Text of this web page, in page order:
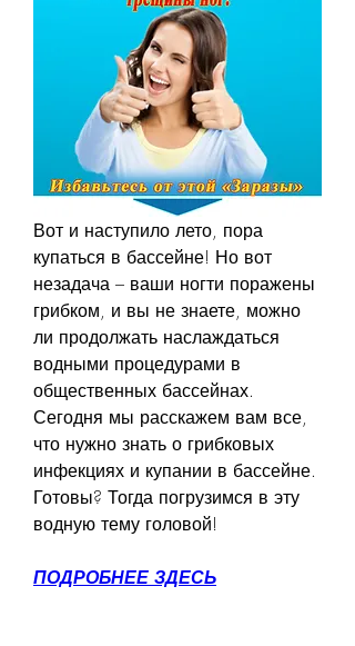
Вот и наступило лето, пора
купаться в бассейне! Но вот
незадача – ваши ногти поражены
грибком, и вы не знаете, можно
ли продолжать наслаждаться
водными процедурами в
общественных бассейнах.
Сегодня мы расскажем вам все,
что нужно знать о грибковых
инфекциях и купании в бассейне.
Готовы? Тогда погрузимся в эту
водную тему головой!
ПОДРОБНЕЕ ЗДЕСЬ